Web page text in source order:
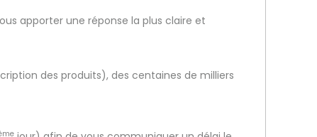
apporter une réponse la plus claire et
des produits), des centaines de milliers